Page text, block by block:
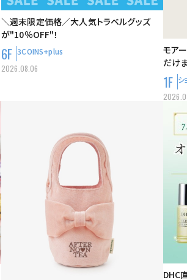
＼週末限定価格／大人気トラベルグッズ
が"10％OFF"！
6F 3COINS+plus
2026.08.06
モア
だけ
1F シ
DHC